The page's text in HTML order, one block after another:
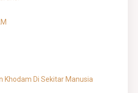
Khodam Di Sekitar Manusia